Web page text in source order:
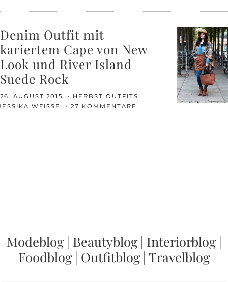
Denim Outfit mit
kariertem Cape von New
Look und River Island
Suede Rock
26. AUGUST 2015
HERBST OUTFITS
WEISSE
27 KOMMENTARE
Modeblog| Beautyblog| Interiorblog|
Foodblog| Outfitblog| Travelblog